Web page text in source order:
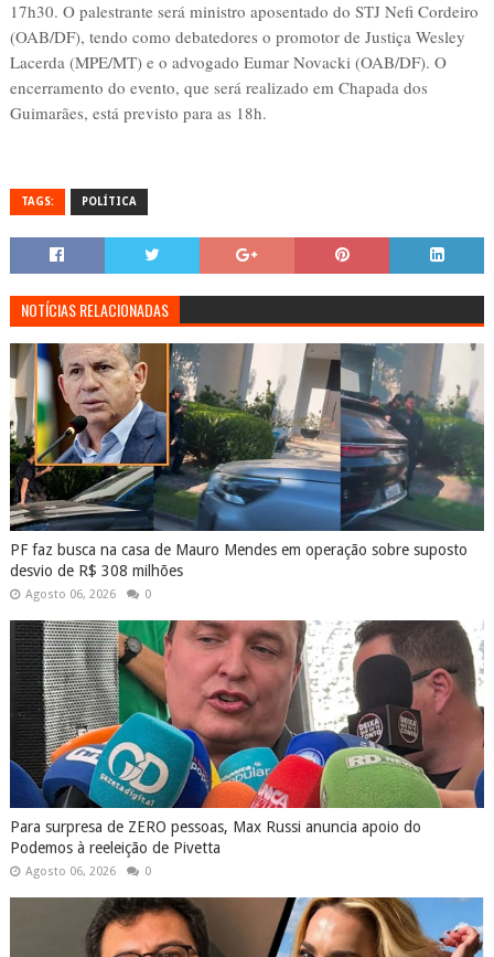
17h30. O palestrante será ministro aposentado do STJ Nefi Cordeiro
(OAB/DF), tendo como debatedores o promotor de Justiça Wesley
Lacerda (MPE/MT) e o advogado Eumar Novacki (OAB/DF). O
encerramento do evento, que será realizado em Chapada dos
Guimarães, está previsto para as 18h.
TAGS: POLÍTICA
NOTÍCIAS RELACIONADAS
PF faz busca na casa de Mauro Mendes em operação sobre suposto
desvio de R$ 308 milhões
Agosto 06, 2026 0
Para surpresa de ZERO pessoas, Max Russi anuncia apoio do
Podemos à reeleição de Pivetta
Agosto 06, 2026 0